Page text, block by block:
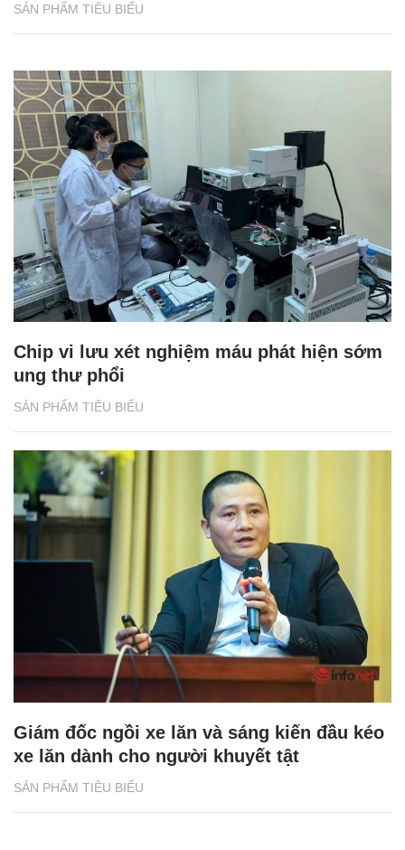
SẢN PHẨM TIÊU BIỂU
SẢN PHẨM TIÊU BIỂU
Chip vi lưu xét nghiệm máu phát hiện sớm
ung thư phổi
SẢN PHẨM TIÊU BIỂU
Giám đốc ngồi xe lăn và sáng kiến đầu kéo
xe lăn dành cho người khuyết tật